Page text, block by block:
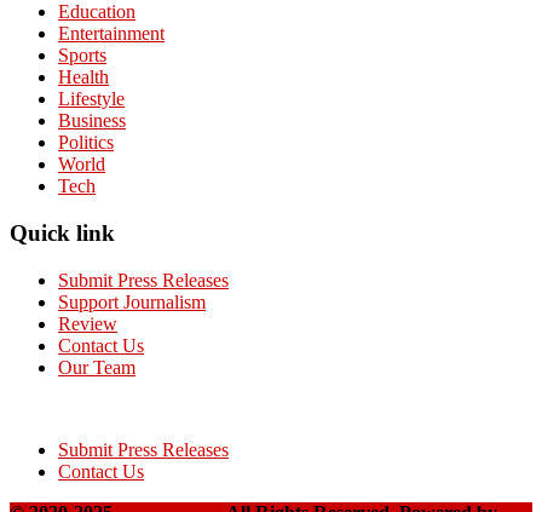
Education
Entertainment
Sports
Health
Lifestyle
Business
Politics
World
Tech
Quick link
Submit Press Releases
Support Journalism
Review
Contact Us
Our Team
Submit Press Releases
Contact Us